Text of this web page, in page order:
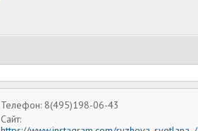
Телефон: 8(495)198-06-43
Сайт: